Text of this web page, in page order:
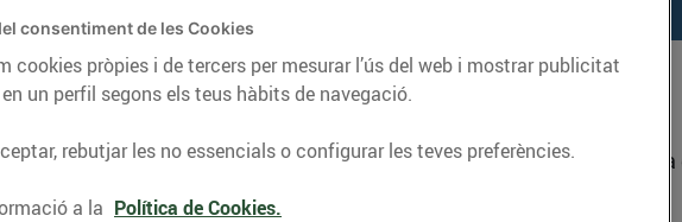
són lesal·lèrgies alimentàries, concretament a la llet i a l'ou, per
l'alimentació complementària.
consentiment de les Cookies
cookies pròpies i de tercers per mesurar l’ús del web i mostrar publicitat
un perfil segons els teus hàbits de navegació.
rebutjar les no essencials o configurar les teves preferències.
a la Política de Cookies.